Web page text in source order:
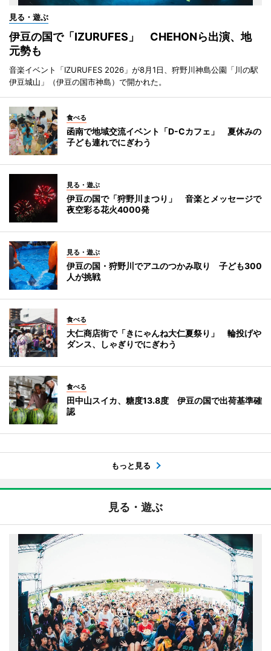
見る・遊ぶ
伊豆の国で「IZURUFES」 CHEHONら出演、地
元勢も
音楽イベント「IZURUFES 2026」が8月1日、狩野川神島公園「川の駅
伊豆城山」（伊豆の国市神島）で開かれた。
食べる
函南で地域交流イベント「D-Cカフェ」 夏休みの
子ども連れでにぎわう
見る・遊ぶ
伊豆の国で「狩野川まつり」 音楽とメッセージで
夜空彩る花火4000発
見る・遊ぶ
伊豆の国・狩野川でアユのつかみ取り 子ども300
人が挑戦
食べる
大仁商店街で「きにゃんね大仁夏祭り」 輪投げや
ダンス、しゃぎりでにぎわう
食べる
田中山スイカ、糖度13.8度 伊豆の国で出荷基準確
認
もっと見る
見る・遊ぶ